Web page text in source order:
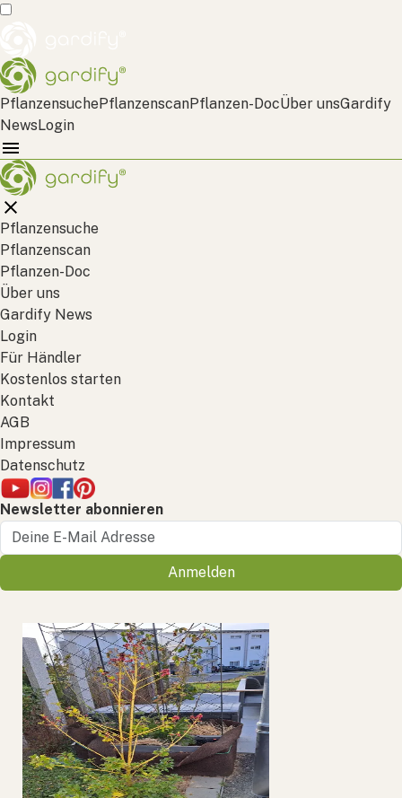
PflanzensuchePflanzenscanPflanzen-DocÜber unsGardify
NewsLogin
Pflanzensuche
Pflanzenscan
Pflanzen-Doc
Über uns
Gardify News
Login
Für Händler
Kostenlos starten
Kontakt
AGB
Impressum
Datenschutz
Newsletter abonnieren
Anmelden